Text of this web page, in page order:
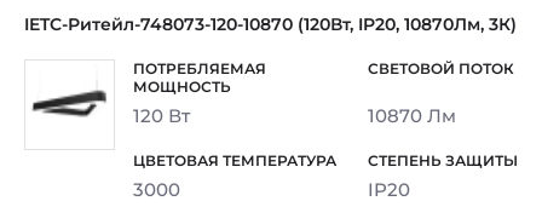
IETC-Ритейл-748073-120-10870 (120Вт, IP20, 10870Лм, 3К)
120 Вт 10870 Лм
3000 IP20